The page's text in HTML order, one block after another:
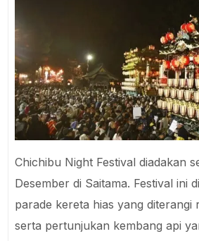
Chichibu Night Festival diadakan
Desember di Saitama. Festival ini
parade kereta hias yang diterangi
serta pertunjukan kembang api